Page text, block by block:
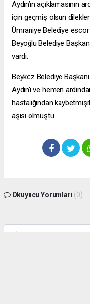
Aydın’ın açıklamasının
için geçmiş olsun
Ümraniye Belediye
Beyoğlu Belediye
vardı.
Beykoz Belediye
Aydın'ı ve hemen
hastalığından
aşısı olmuştu.
Okuyucu Yorumları (0)